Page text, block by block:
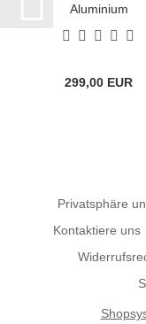
Aluminium
299,00 EUR
Privatsphäre
Kontaktiere uns